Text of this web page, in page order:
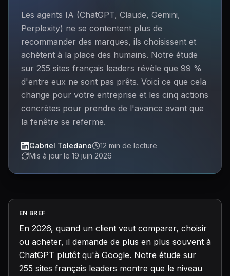
Les agents IA (ChatGPT, Claude, Gemini,
Perplexity) ne se contentent plus de
recommander des marques, ils choisissent et
achètent à la place des humains. Notre étude
sur 255 sites français leaders révèle que 99 %
d'entre eux ne sont pas prêts. Voici ce que cela
change pour votre entreprise et les cinq actions
concrètes pour prendre de l'avance avant que
la fenêtre se referme.
Gabriel Toledano
12 min de lecture
Mis à jour le 19 juin 2026
EN BREF
En 2026, quand un client veut comparer, choisir
ou acheter, il demande de plus en plus souvent à
ChatGPT plutôt qu'à Google. Notre étude sur
255 sites français leaders montre que le niveau